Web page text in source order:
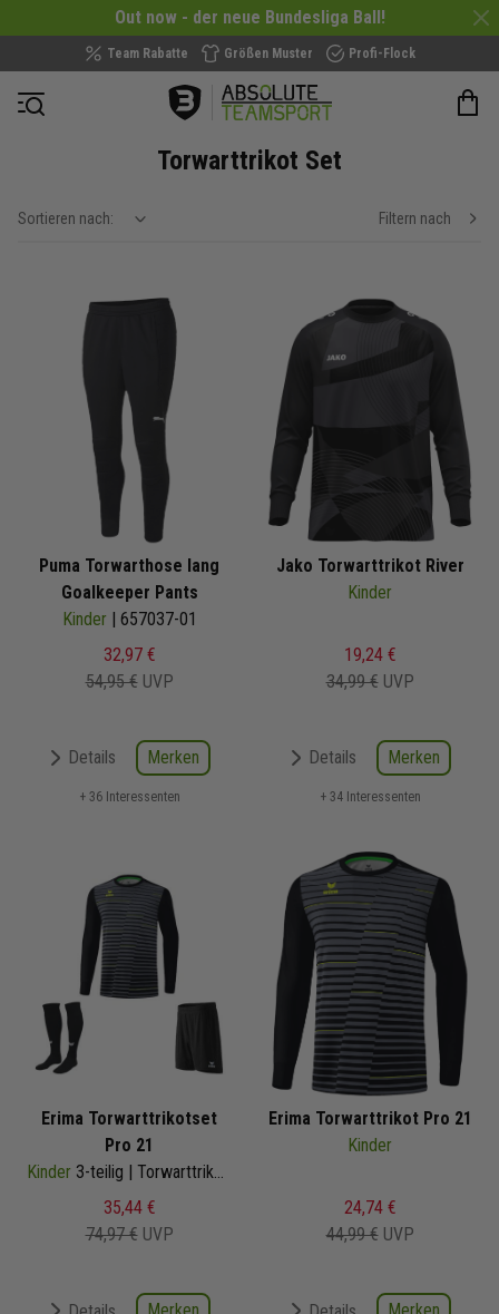
Out now - der neue Bundesliga Ball!
Team Rabatte Größen Muster Profi-Flock
Navigation öffnen
Torwarttrikot Set
Sortieren nach: show filteroptions Filtern nach
Puma Torwarthose lang
Goalkeeper Pants
Kinder | 657037-01
32,97 €
54,95 € UVP
Details Merken
+ 36 Interessenten
Jako Torwarttrikot River
Kinder
19,24 €
34,99 € UVP
Details Merken
+ 34 Interessenten
Erima Torwarttrikotset
Pro 21
Kinder 3-teilig | Torwarttrikot Short Fussballsocken
35,44 €
74,97 € UVP
Erima Torwarttrikot Pro 21
Kinder
24,74 €
44,99 € UVP